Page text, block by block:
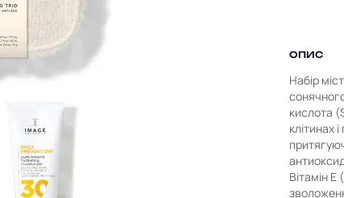
ОПИС
Набір
кислота
клітинах
Вітамін